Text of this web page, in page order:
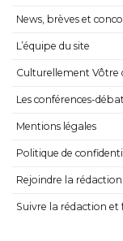
News, brèves et
L’équipe du site
Culturellement Vôtre
Les conférences-
Mentions légales
Politique de
Rejoindre la rédaction
Suivre la rédaction et